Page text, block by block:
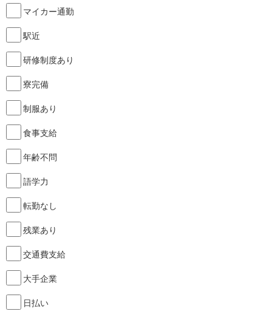
マイカー通勤
駅近
研修制度あり
寮完備
制服あり
食事支給
年齢不問
語学力
転勤なし
残業あり
交通費支給
大手企業
日払い